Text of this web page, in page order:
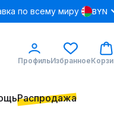
по всему миру BYN
ПрофильИзбранное
Распродажа